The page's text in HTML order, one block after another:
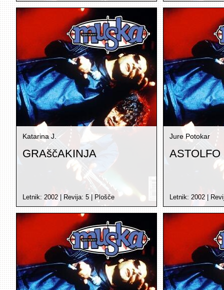
Katarina J.
GRAščAKINJA
Letnik: 2002 | Revija: 5 | Plošče
Jure Potokar
ASTOLFO
Letnik: 2002 |